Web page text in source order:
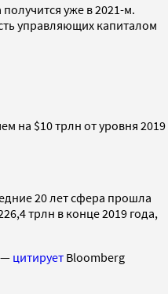
уже в 2021-м.
управляющих капиталом
на $10 трлн от уровня 2019
20 лет сфера прошла
трлн в конце 2019 года,
— цитирует Bloomberg